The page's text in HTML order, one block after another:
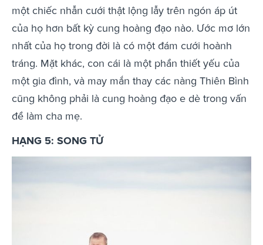
một chiếc nhẫn cưới thật lộng lẫy trên ngón áp út
của họ hơn bất kỳ cung hoàng đạo nào. Ước mơ lớn
nhất của họ trong đời là có một đám cưới hoành
tráng. Mặt khác, con cái là một phần thiết yếu của
một gia đình, và may mắn thay các nàng Thiên Bình
cũng không phải là cung hoàng đạo e dè trong vấn
đề làm cha mẹ.
HẠNG 5: SONG TỬ